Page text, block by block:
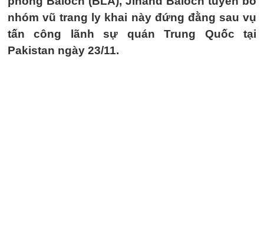
nhóm vũ trang ly khai này đứng đằng sau vụ
tấn công lãnh sự quán Trung Quốc tại
Pakistan ngày 23/11.